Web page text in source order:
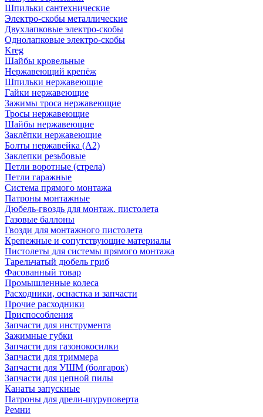
Шпильки сантехнические
Электро-скобы металлические
Двухлапковые электро-скобы
Однолапковые электро-скобы
Kreg
Шайбы кровельные
Нержавеющий крепёж
Шпильки нержавеющие
Гайки нержавеющие
Зажимы троса нержавеющие
Тросы нержавеющие
Шайбы нержавеющие
Заклёпки нержавеющие
Болты нержавейка (А2)
Заклепки резьбовые
Петли воротные (стрела)
Петли гаражные
Система прямого монтажа
Патроны монтажные
Дюбель-гвоздь для монтаж. пистолета
Газовые баллоны
Гвозди для монтажного пистолета
Крепежные и сопутствующие материалы
Пистолеты для системы прямого монтажа
Тарельчатый дюбель гриб
Фасованный товар
Промышленные колеса
Расходники, оснастка и запчасти
Прочие расходники
Приспособления
Запчасти для инструмента
Зажимные губки
Запчасти для газонокосилки
Запчасти для триммера
Запчасти для УШМ (болгарок)
Запчасти для цепной пилы
Канаты запускные
Патроны для дрели-шуруповерта
Ремни